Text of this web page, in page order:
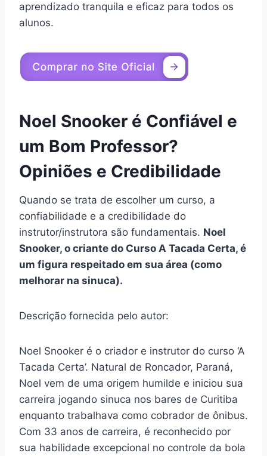
aprendizado tranquila e eficaz para todos os
alunos.
Noel Snooker é Confiável e
um Bom Professor?
Opiniões e Credibilidade
Quando se trata de escolher um curso, a
confiabilidade e a credibilidade do
instrutor/instrutora são fundamentais. Noel
Snooker, o criante do Curso A Tacada Certa, é
um figura respeitado em sua área (como
melhorar na sinuca).
Descrição fornecida pelo autor:
Noel Snooker é o criador e instrutor do curso ‘A
Tacada Certa’. Natural de Roncador, Paraná,
Noel vem de uma origem humilde e iniciou sua
carreira jogando sinuca nos bares de Curitiba
enquanto trabalhava como cobrador de ônibus.
Com 33 anos de carreira, é reconhecido por
sua habilidade excepcional no controle da bola